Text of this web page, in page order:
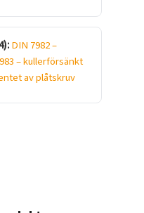
DIN 7982 –
– kullerförsänkt
av plåtskruv